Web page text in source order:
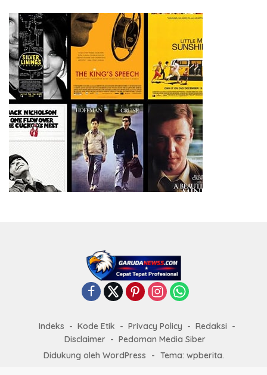
Indeks Kode Etik Privacy Policy
Redaksi
Disclaimer
Pedoman Media Siber
Didukung oleh WordPress
- Tema: wpberita.